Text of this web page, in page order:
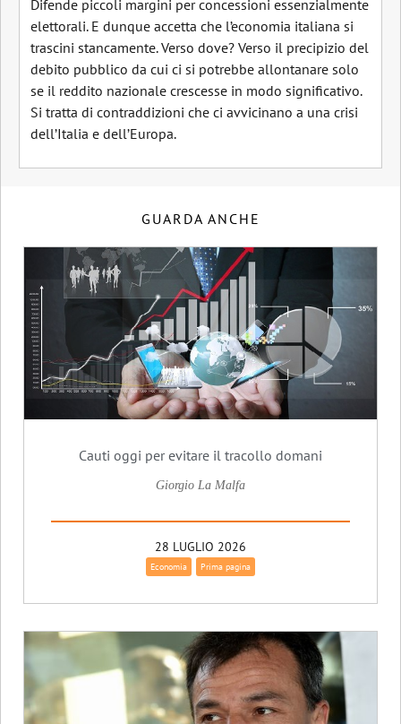
Difende piccoli margini per concessioni essenzialmente
elettorali. E dunque accetta che l’economia italiana si
trascini stancamente. Verso dove? Verso il precipizio del
debito pubblico da cui ci si potrebbe allontanare solo
se il reddito nazionale crescesse in modo significativo.
Si tratta di contraddizioni che ci avvicinano a una crisi
dell’Italia e dell’Europa.
GUARDA ANCHE
Cauti oggi per evitare il tracollo domani
Giorgio La Malfa
28 LUGLIO 2026
Economia Prima pagina